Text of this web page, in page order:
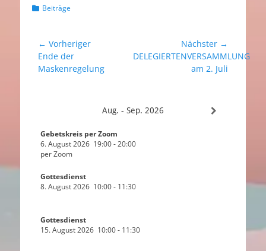
Kategorien
Beiträge
Beitragsnavigation
← Vorheriger
Vorheriger
Beitrag:
Ende der
Maskenregelung
Nächster →
Nächster
DELEGIERTENVERSAMMLUNG
am 2. Juli
Aug. - Sep. 2026
Gebetskreis per Zoom
6. August 2026 19:00- 20:00
per Zoom
Gottesdienst
8. August 2026 10:00- 11:30
Gottesdienst
15. August 2026 10:00- 11:30